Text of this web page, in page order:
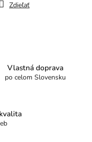
Zdieľať
Vlastná doprava
po celom Slovensku